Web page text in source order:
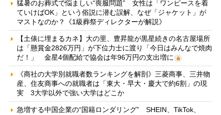
猛暑のお葬式で悩ましい“喪服問題” 女性は「ワンピースを着
ていけばOK」という俗説に潜む誤解、なぜ「ジャケット」が
マストなのか？《1級葬祭ディレクターが解説》
【土俵に埋まるカネ】大の里、豊昇龍が黒星続きの名古屋場所
は「懸賞金2826万円」が下位力士に渡り「今日はみんなで焼肉
だ！」 金星4個配給で協会は年96万円の支出増に
《商社の大学別就職者数ランキングを解剖》三菱商事、三井物
産、住友商事への就職者は「東大・早大・慶大で約6割」の現
実 3大学以外で強い大学はどこか
急増する中国企業の“国籍ロンダリング” SHEIN、TikTok、